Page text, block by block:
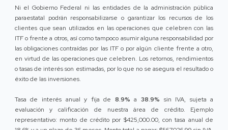
Ni el Gobierno Federal ni las entidades de la administración pública
paraestatal podrán responsabilizarse o garantizar los recursos de los
clientes que sean utilizados en las operaciones que celebren con las
ITF o frente a otros, así como tampoco asumir alguna responsabilidad por
las obligaciones contraídas por las ITF o por algún cliente frente a otro,
en virtud de las operaciones que celebren. Los retornos, rendimientos
o tasas de interés son estimadas, por lo que no se asegura el resultado o
éxito de las inversiones.
Tasa de interés anual y fija de 8.9% a 38.9% sin IVA, sujeta a
evaluación y calificación de nuestra área de crédito. Ejemplo
representativo: monto de crédito por $425,000.00, con tasa anual de